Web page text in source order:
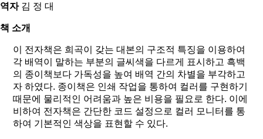
역자김 정 대
책 소개
이 전자책은 희곡이 갖는 대본의 구조적 특징을 이용하여
각 배역이 말하는 부분의 글씨색을 다르게 표시하고 흑백
의 종이책보다 가독성을 높여 배역 간의 차별을 부각하고
자 하였다. 종이책은 인쇄 작업을 통하여 컬러를 구현하기
때문에 물리적인 어려움과 높은 비용을 필요로 한다. 이에
비하여 전자책은 간단한 코드 설정으로 컬러 모니터를 통
하여 기본적인 색상을 표현할 수 있다.